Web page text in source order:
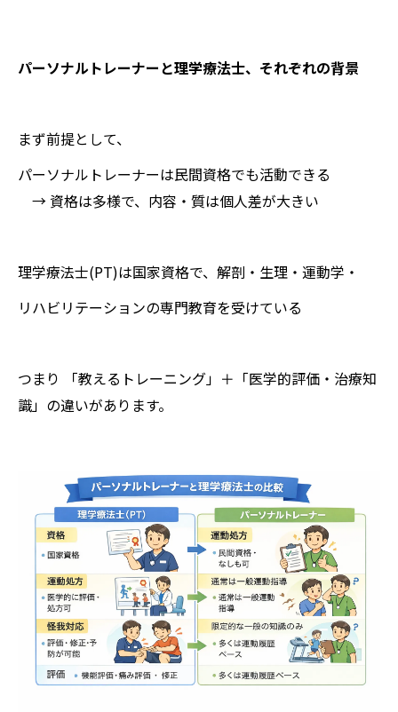
パーソナルトレーナーと理学療法士、それぞれの背景
まず前提として、
パーソナルトレーナーは民間資格でも活動できる
→ 資格は多様で、内容・質は個人差が大きい
理学療法士(PT)は国家資格で、解剖・生理・運動学・
リハビリテーションの専門教育を受けている
つまり 「教えるトレーニング」＋「医学的評価・治療知
識」の違いがあります。